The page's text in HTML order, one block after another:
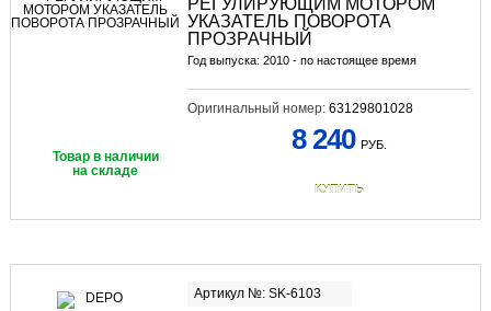
РЕГУЛИРУЮЩИМ МОТОРОМ
УКАЗАТЕЛЬ ПОВОРОТА
ПРОЗРАЧНЫЙ
Год выпуска: 2010 - по настоящее время
Оригинальный номер: 63129801028
Товар в наличии
на складе
8 240 РУБ.
КУПИТЬ
Артикул №: SK-6103